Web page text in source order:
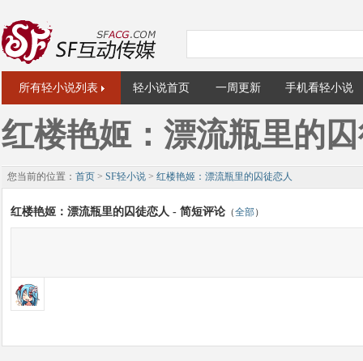
所有轻小说列表 轻小说首页 一周更新 手机看轻小说
红楼艳姬：漂流瓶里的
您当前的位置： 首页 > SF轻小说 > 红楼艳姬：漂流瓶里的囚徒恋人
红楼艳姬：漂流瓶里的囚徒恋人 - 简短评论 （全部）